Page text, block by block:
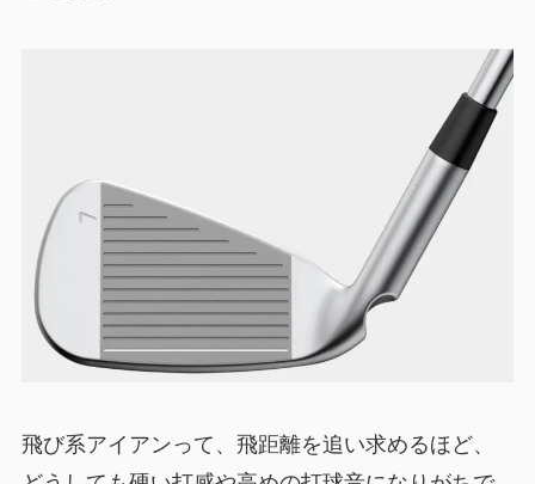
飛び系アイアンって、飛距離を追い求めるほど、